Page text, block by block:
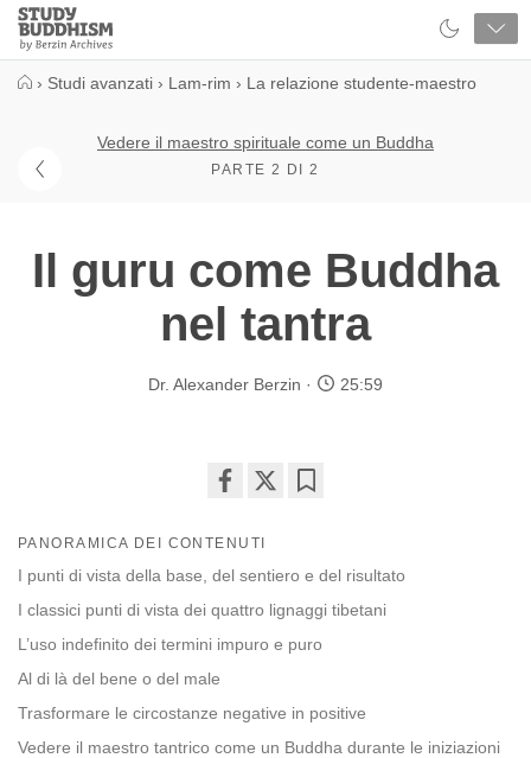
Close
Study
Buddhism
› Studi avanzati › Lam-rim › La relazione studente-maestro
Vedere il maestro spirituale come un Buddha
PARTE 2 DI 2
Il guru come Buddha
nel tantra
Dr. Alexander Berzin 25:59
on
facebook
PANORAMICA DEI CONTENUTI
I punti di vista della base, del sentiero e del risultato
I classici punti di vista dei quattro lignaggi tibetani
L’uso indefinito dei termini impuro e puro
Al di là del bene o del male
Trasformare le circostanze negative in positive
Vedere il maestro tantrico come un Buddha durante le iniziazioni